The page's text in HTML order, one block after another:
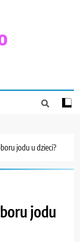
jodu u dzieci?
jodu